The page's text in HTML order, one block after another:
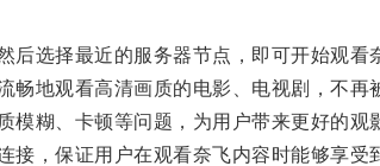
选择最近的服务器节点，即可开始观看
地观看高清画质的电影、电视剧，不再
糊、卡顿等问题，为用户带来更好的观
，保证用户在观看奈飞内容时能够享受